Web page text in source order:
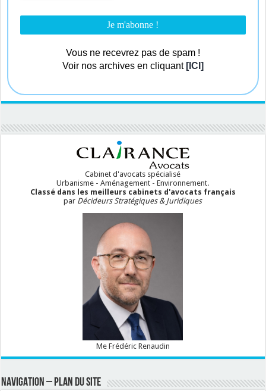
Vous ne recevrez pas de spam !
Voir nos archives en cliquant [ICI]
Cabinet d'avocats spécialisé
Urbanisme - Aménagement - Environnement.
Classé dans les meilleurs cabinets d'avocats français
par Décideurs Stratégiques & Juridiques
Me Frédéric Renaudin
NAVIGATION – PLAN DU SITE